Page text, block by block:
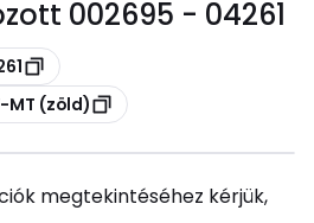
002695 - 04261
MT (zöld)
megtekintéséhez kérjük,